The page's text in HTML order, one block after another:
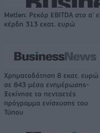
Metlen: Ρεκόρ EBITDA στο α'
κέρδη 313 εκατ. ευρώ
Χρηματοδότηση 8 εκατ. ευρώ
σε 843 μέσα ενημέρωσης-
Ξεκίνησε το πενταετές
πρόγραμμα ενίσχυσης του
Τύπου